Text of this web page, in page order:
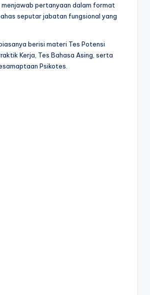
pertanyaan dalam format
seputar jabatan fungsional yang
berisi materi Tes Potensi
Kerja, Tes Bahasa Asing, serta
Psikotes.